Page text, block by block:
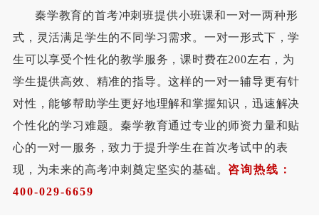
秦学教育的首考冲刺班提供小班课和一对一两种形
式，灵活满足学生的不同学习需求。一对一形式下，学
生可以享受个性化的教学服务，课时费在200左右，为
学生提供高效、精准的指导。这样的一对一辅导更有针
对性，能够帮助学生更好地理解和掌握知识，迅速解决
个性化的学习难题。秦学教育通过专业的师资力量和贴
心的一对一服务，致力于提升学生在首次考试中的表
现，为未来的高考冲刺奠定坚实的基础。 咨询热线：
400-029-6659